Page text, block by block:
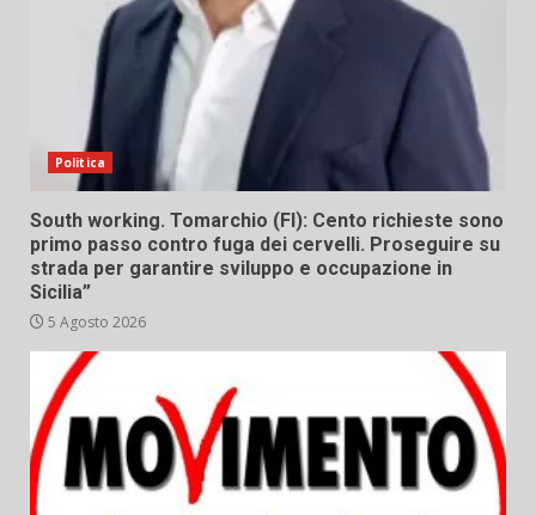
Politica
South working. Tomarchio (FI): Cento richieste sono
primo passo contro fuga dei cervelli. Proseguire su
strada per garantire sviluppo e occupazione in
Sicilia”
5 Agosto 2026